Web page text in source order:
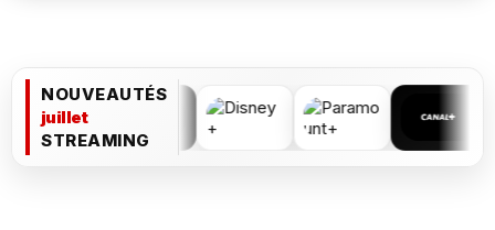
NOUVEAUTÉS
juillet
STREAMING